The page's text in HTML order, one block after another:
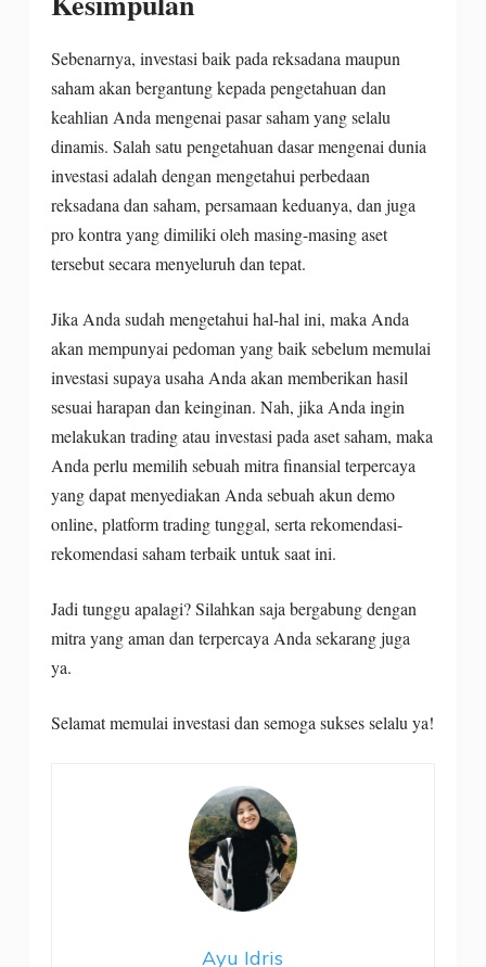
Sebenarnya, investasi baik pada reksadana maupun
saham akan bergantung kepada pengetahuan dan
keahlian Anda mengenai pasar saham yang selalu
dinamis. Salah satu pengetahuan dasar mengenai dunia
investasi adalah dengan mengetahui perbedaan
reksadana dan saham, persamaan keduanya, dan juga
pro kontra yang dimiliki oleh masing-masing aset
tersebut secara menyeluruh dan tepat.
Jika Anda sudah mengetahui hal-hal ini, maka Anda
akan mempunyai pedoman yang baik sebelum memulai
investasi supaya usaha Anda akan memberikan hasil
sesuai harapan dan keinginan. Nah, jika Anda ingin
melakukan trading atau investasi pada aset saham, maka
Anda perlu memilih sebuah mitra finansial terpercaya
yang dapat menyediakan Anda sebuah akun demo
online, platform trading tunggal, serta rekomendasi-
rekomendasi saham terbaik untuk saat ini.
Jadi tunggu apalagi? Silahkan saja bergabung dengan
mitra yang aman dan terpercaya Anda sekarang juga
ya.
Selamat memulai investasi dan semoga sukses selalu ya!
Ayu Idris